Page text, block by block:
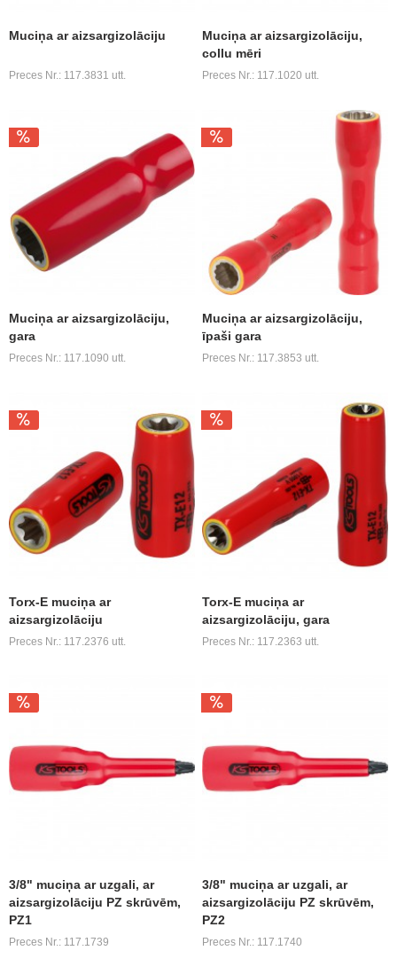
Muciņa ar aizsargizolāciju
Preces Nr.: 117.3831 utt.
Muciņa ar aizsargizolāciju,
collu mēri
Preces Nr.: 117.1020 utt.
Muciņa ar aizsargizolāciju,
gara
Preces Nr.: 117.1090 utt.
Muciņa ar aizsargizolāciju,
īpaši gara
Preces Nr.: 117.3853 utt.
Torx-E muciņa ar
aizsargizolāciju
Preces Nr.: 117.2376 utt.
Torx-E muciņa ar
aizsargizolāciju, gara
Preces Nr.: 117.2363 utt.
3/8" muciņa ar uzgali, ar
aizsargizolāciju PZ skrūvēm,
PZ1
Preces Nr.: 117.1739
3/8" muciņa ar uzgali, ar
aizsargizolāciju PZ skrūvēm,
PZ2
Preces Nr.: 117.1740